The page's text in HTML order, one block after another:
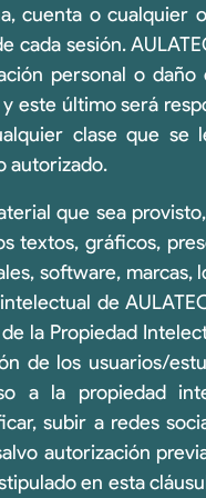
cuenta o cualquier
sesión.
personal o daño
este último será
clase que se
autorizado.
que sea
textos, gráficos,
software, marcas,
de
la Propiedad
de los usuarios/
a la propiedad
subir a redes
autorización
en esta